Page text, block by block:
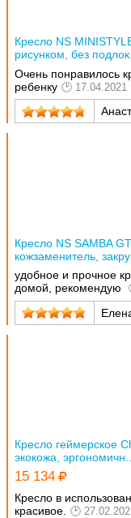
Кресло NS
рисунком, без
Очень понравилось
ребенку
17.04.2021
Кресло NS SAMBA
кожзаменитель,
удобное и прочное
домой, рекомендую
Кресло геймерское
экокожа, эргономичн...
15 134
Кресло в
красивое.